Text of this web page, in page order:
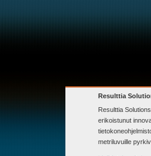
Resulttia
Resulttia
erikoistunut
metriluvuille